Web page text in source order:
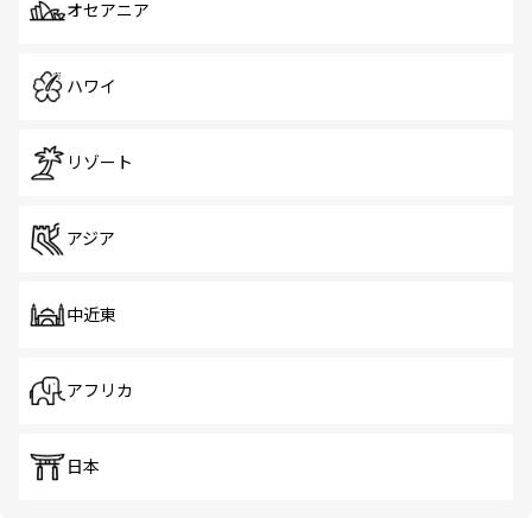
オセアニア
ハワイ
リゾート
アジア
中近東
アフリカ
日本